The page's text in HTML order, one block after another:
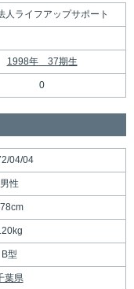
人ライフアップサポート
1998年 37期生
0
04/04
男性
B型
葉県